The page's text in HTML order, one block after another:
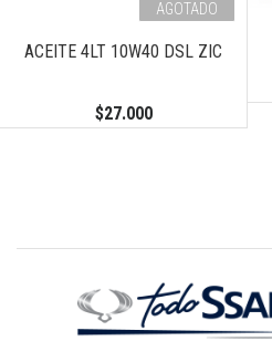
AGOTADO
ACEITE 4LT 10W40 DSL ZIC
$27.000